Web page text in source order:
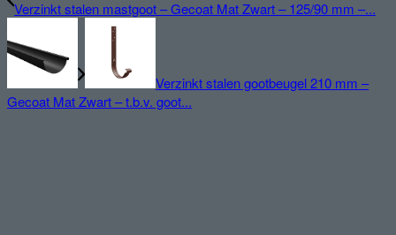
Verzinkt stalen mastgoot – Gecoat Mat Zwart – 125/90 mm –...
Verzinkt stalen gootbeugel 210 mm –
Gecoat Mat Zwart – t.b.v. goot...